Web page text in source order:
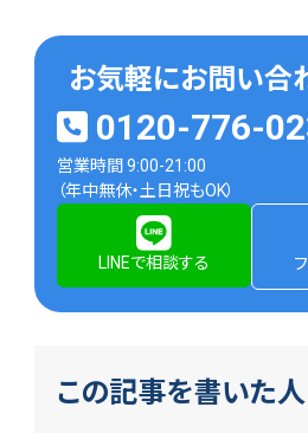
お気軽にお問い合
0120-776-
営業時間 9:00-21:00
（年中無休・土日祝もOK）
LINEで相談する
この記事を書いた人